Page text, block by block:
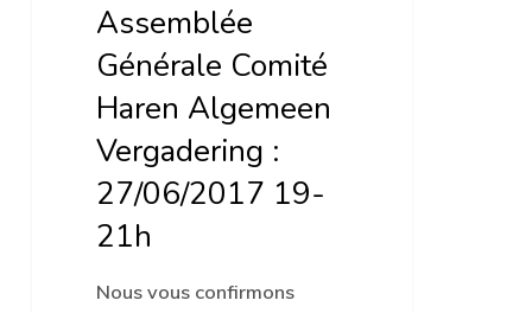
Algemeen
Vergadering
Assemblée
Générale Comité
Haren Algemeen
Vergadering :
27/06/2017 19-
21h
Nous vous confirmons